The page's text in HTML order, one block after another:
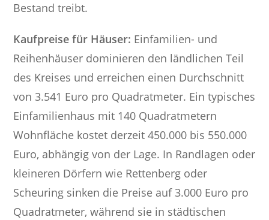
Bestand treibt.
Kaufpreise für Häuser: Einfamilien- und
Reihenhäuser dominieren den ländlichen Teil
des Kreises und erreichen einen Durchschnitt
von 3.541 Euro pro Quadratmeter. Ein typisches
Einfamilienhaus mit 140 Quadratmetern
Wohnfläche kostet derzeit 450.000 bis 550.000
Euro, abhängig von der Lage. In Randlagen oder
kleineren Dörfern wie Rettenberg oder
Scheuring sinken die Preise auf 3.000 Euro pro
Quadratmeter, während sie in städtischen